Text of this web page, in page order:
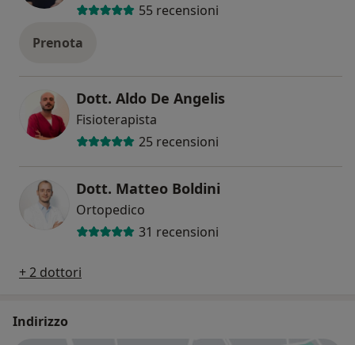
55 recensioni
Prenota
Dott. Aldo De Angelis
Fisioterapista
25 recensioni
Dott. Matteo Boldini
Ortopedico
31 recensioni
+ 2 dottori
Indirizzo